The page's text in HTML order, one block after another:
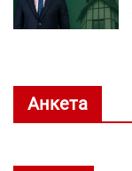
Анкета